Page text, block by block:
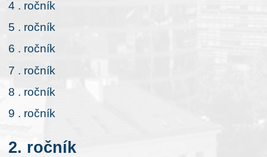
4 . ročník
5 . ročník
6 . ročník
7 . ročník
8 . ročník
9 . ročník
2. ročník